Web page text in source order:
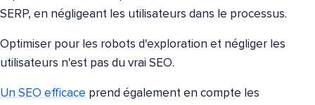
SERP, en négligeant les utilisateurs dans le processus.
Optimiser pour les robots d'exploration et négliger les
utilisateurs n'est pas du vrai SEO.
Un SEO efficace prend également en compte les